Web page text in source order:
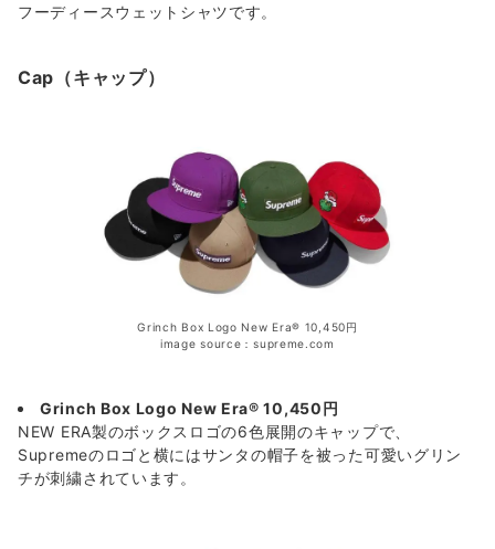
フーディースウェットシャツです。
Cap（キャップ）
Grinch Box Logo New Era® 10,450円
image source：supreme.com
Grinch Box Logo New Era® 10,450円
NEW ERA製のボックスロゴの6色展開のキャップで、
Supremeのロゴと横にはサンタの帽子を被った可愛いグリン
チが刺繍されています。